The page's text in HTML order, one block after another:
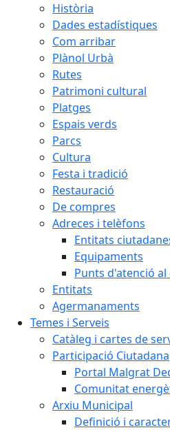
Història
Dades estadístiques
Com arribar
Plànol Urbà
Rutes
Patrimoni cultural
Platges
Espais verds
Parcs
Cultura
Festa i tradició
Restauració
De compres
Adreces i telèfons
Entitats
Equipaments
Punts d'atenció al
Entitats
Agermanaments
Temes i Serveis
Catàleg i cartes de
Participació Ciutadana
Portal Malgrat
Comunitat
Arxiu Municipal
Definició i